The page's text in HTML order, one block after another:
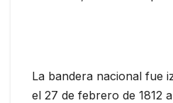
La bandera nacional fue
el 27 de febrero de 1812